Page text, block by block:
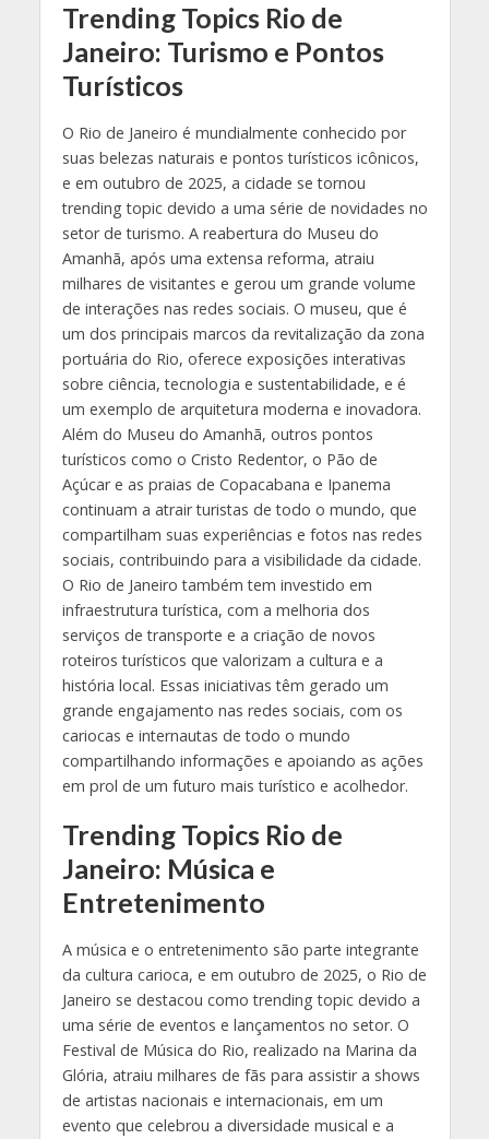
Trending Topics Rio de
Janeiro: Turismo e Pontos
Turísticos
O Rio de Janeiro é mundialmente conhecido por
suas belezas naturais e pontos turísticos icônicos,
e em outubro de 2025, a cidade se tornou
trending topic devido a uma série de novidades no
setor de turismo. A reabertura do Museu do
Amanhã, após uma extensa reforma, atraiu
milhares de visitantes e gerou um grande volume
de interações nas redes sociais. O museu, que é
um dos principais marcos da revitalização da zona
portuária do Rio, oferece exposições interativas
sobre ciência, tecnologia e sustentabilidade, e é
um exemplo de arquitetura moderna e inovadora.
Além do Museu do Amanhã, outros pontos
turísticos como o Cristo Redentor, o Pão de
Açúcar e as praias de Copacabana e Ipanema
continuam a atrair turistas de todo o mundo, que
compartilham suas experiências e fotos nas redes
sociais, contribuindo para a visibilidade da cidade.
O Rio de Janeiro também tem investido em
infraestrutura turística, com a melhoria dos
serviços de transporte e a criação de novos
roteiros turísticos que valorizam a cultura e a
história local. Essas iniciativas têm gerado um
grande engajamento nas redes sociais, com os
cariocas e internautas de todo o mundo
compartilhando informações e apoiando as ações
em prol de um futuro mais turístico e acolhedor.
Trending Topics Rio de
Janeiro: Música e
Entretenimento
A música e o entretenimento são parte integrante
da cultura carioca, e em outubro de 2025, o Rio de
Janeiro se destacou como trending topic devido a
uma série de eventos e lançamentos no setor. O
Festival de Música do Rio, realizado na Marina da
Glória, atraiu milhares de fãs para assistir a shows
de artistas nacionais e internacionais, em um
evento que celebrou a diversidade musical e a